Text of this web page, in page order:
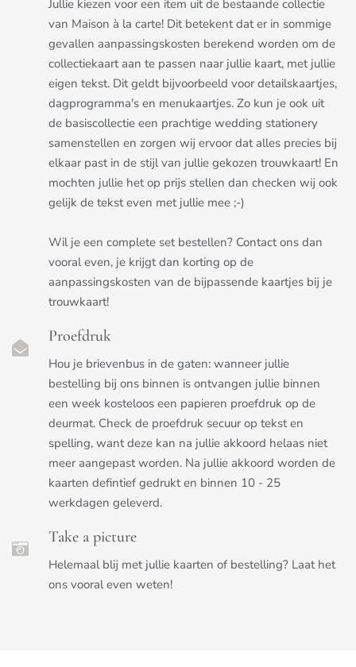
Jullie kiezen voor een item uit de bestaande collectie
van Maison à la carte! Dit betekent dat er in sommige
gevallen aanpassingskosten berekend worden om de
collectiekaart aan te passen naar jullie kaart, met jullie
eigen tekst. Dit geldt bijvoorbeeld voor detailskaartjes,
dagprogramma's en menukaartjes. Zo kun je ook uit
de basiscollectie een prachtige wedding stationery
samenstellen en zorgen wij ervoor dat alles precies bij
elkaar past in de stijl van jullie gekozen trouwkaart! En
mochten jullie het op prijs stellen dan checken wij ook
gelijk de tekst even met jullie mee ;-)
Wil je een complete set bestellen? Contact ons dan
vooral even, je krijgt dan korting op de
aanpassingskosten van de bijpassende kaartjes bij je
trouwkaart!
Proefdruk
Hou je brievenbus in de gaten: wanneer jullie
bestelling bij ons binnen is ontvangen jullie binnen
een week kosteloos een papieren proefdruk op de
deurmat. Check de proefdruk secuur op tekst en
spelling, want deze kan na jullie akkoord helaas niet
meer aangepast worden. Na jullie akkoord worden de
kaarten defintief gedrukt en binnen 10 - 25
werkdagen geleverd.
Take a picture
Helemaal blij met jullie kaarten of bestelling? Laat het
ons vooral even weten!